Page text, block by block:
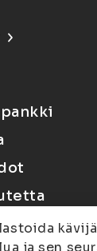
ja sen